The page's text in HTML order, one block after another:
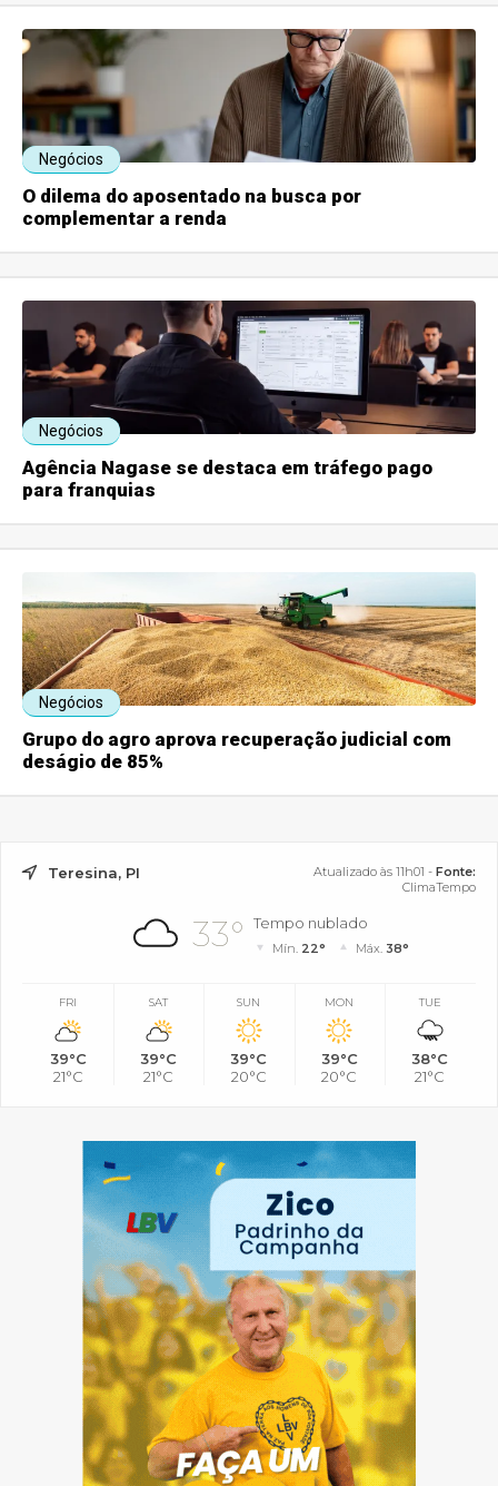
Negócios
O dilema do aposentado na busca por
complementar a renda
Negócios
Agência Nagase se destaca em tráfego pago
para franquias
Negócios
Grupo do agro aprova recuperação judicial com
deságio de 85%
Teresina, PI Atualizado às 11h01 - Fonte:
ClimaTempo
33° Tempo nublado
Mín. 22° Máx. 38°
FRI
39°C
21°C
SAT
39°C
21°C
SUN
39°C
20°C
MON
39°C
20°C
TUE
38°C
21°C